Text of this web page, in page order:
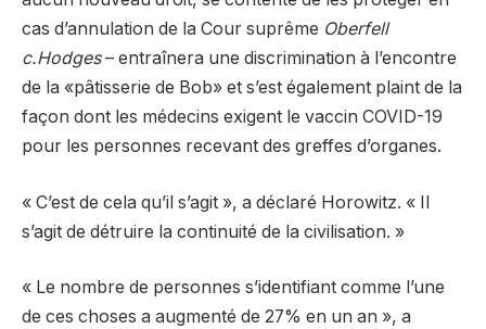
cas d’annulation de la Cour suprême Oberfell
c.Hodges– entraînera une discrimination à l’encontre
de la «pâtisserie de Bob» et s’est également plaint de la
façon dont les médecins exigent le vaccin COVID-19
pour les personnes recevant des greffes d’organes.
« C’est de cela qu’il s’agit », a déclaré Horowitz. « Il
s’agit de détruire la continuité de la civilisation. »
« Le nombre de personnes s’identifiant comme l’une
de ces choses a augmenté de 27% en un an », a